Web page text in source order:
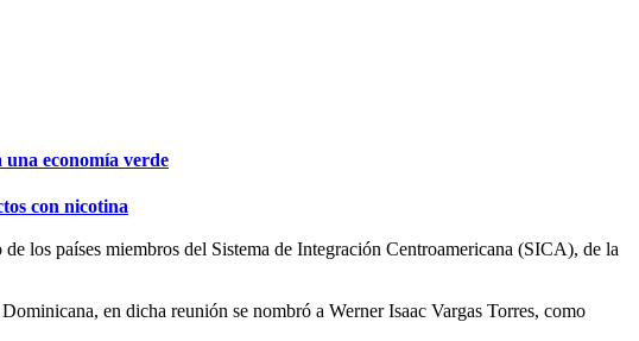
economía verde
con nicotina
los países miembros del Sistema de Integración Centroamericana (SICA), de la
en dicha reunión se nombró a Werner Isaac Vargas Torres, como